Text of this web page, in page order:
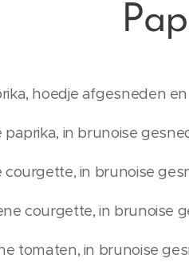
hoedje afgesneden
paprika, in brunoise
courgette, in brunoise
courgette, in brunoise
tomaten, in brunoise